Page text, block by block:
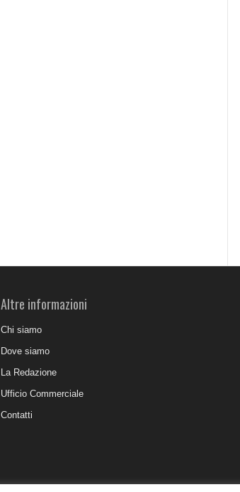
Altre informazioni
Chi siamo
Dove siamo
La Redazione
Ufficio Commerciale
Contatti